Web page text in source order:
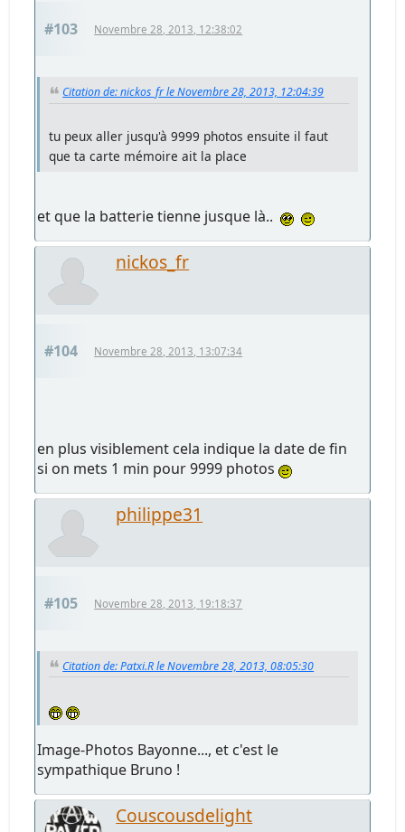
#103 Novembre 28, 2013, 12:38:02
Citation de: nickos_fr le Novembre 28, 2013, 12:04:39
tu peux aller jusqu'à 9999 photos ensuite il faut
que ta carte mémoire ait la place
et que la batterie tienne jusque là..
nickos_fr
#104 Novembre 28, 2013, 13:07:34
en plus visiblement cela indique la date de fin
si on mets 1 min pour 9999 photos
philippe31
#105 Novembre 28, 2013, 19:18:37
Citation de: Patxi.R le Novembre 28, 2013, 08:05:30
Image-Photos Bayonne..., et c'est le
sympathique Bruno !
Couscousdelight